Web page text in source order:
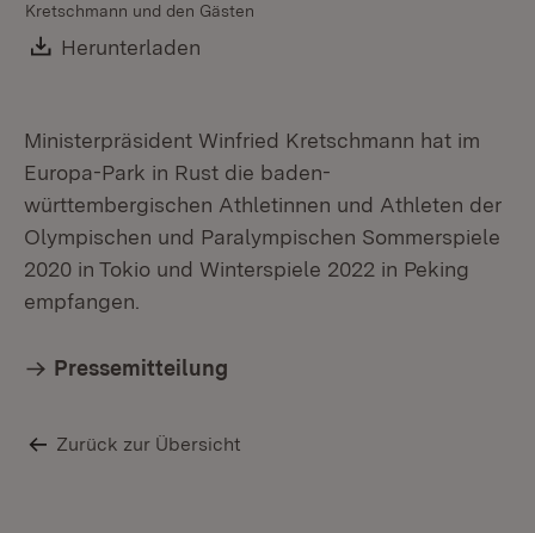
Kretschmann und den Gästen
Download:
Herunterladen
Ministerpräsident Winfried Kretschmann hat im
Europa-Park in Rust die baden-
württembergischen Athletinnen und Athleten der
Olympischen und Paralympischen Sommerspiele
2020 in Tokio und Winterspiele 2022 in Peking
empfangen.
Pressemitteilung
Zurück zur Übersicht